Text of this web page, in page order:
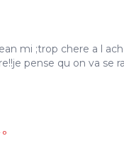
mi ;trop chere a l
pense qu on va se
0